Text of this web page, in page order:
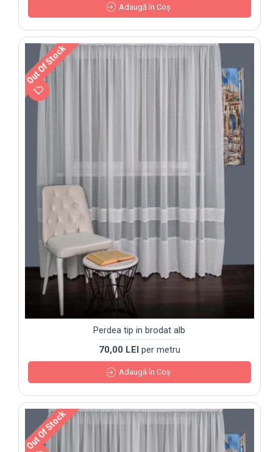
Adaugă în Coş
Out Of Stock
Perdea tip in brodat alb
70,00 LEI per metru
Adaugă în Coş
Out Of Stock